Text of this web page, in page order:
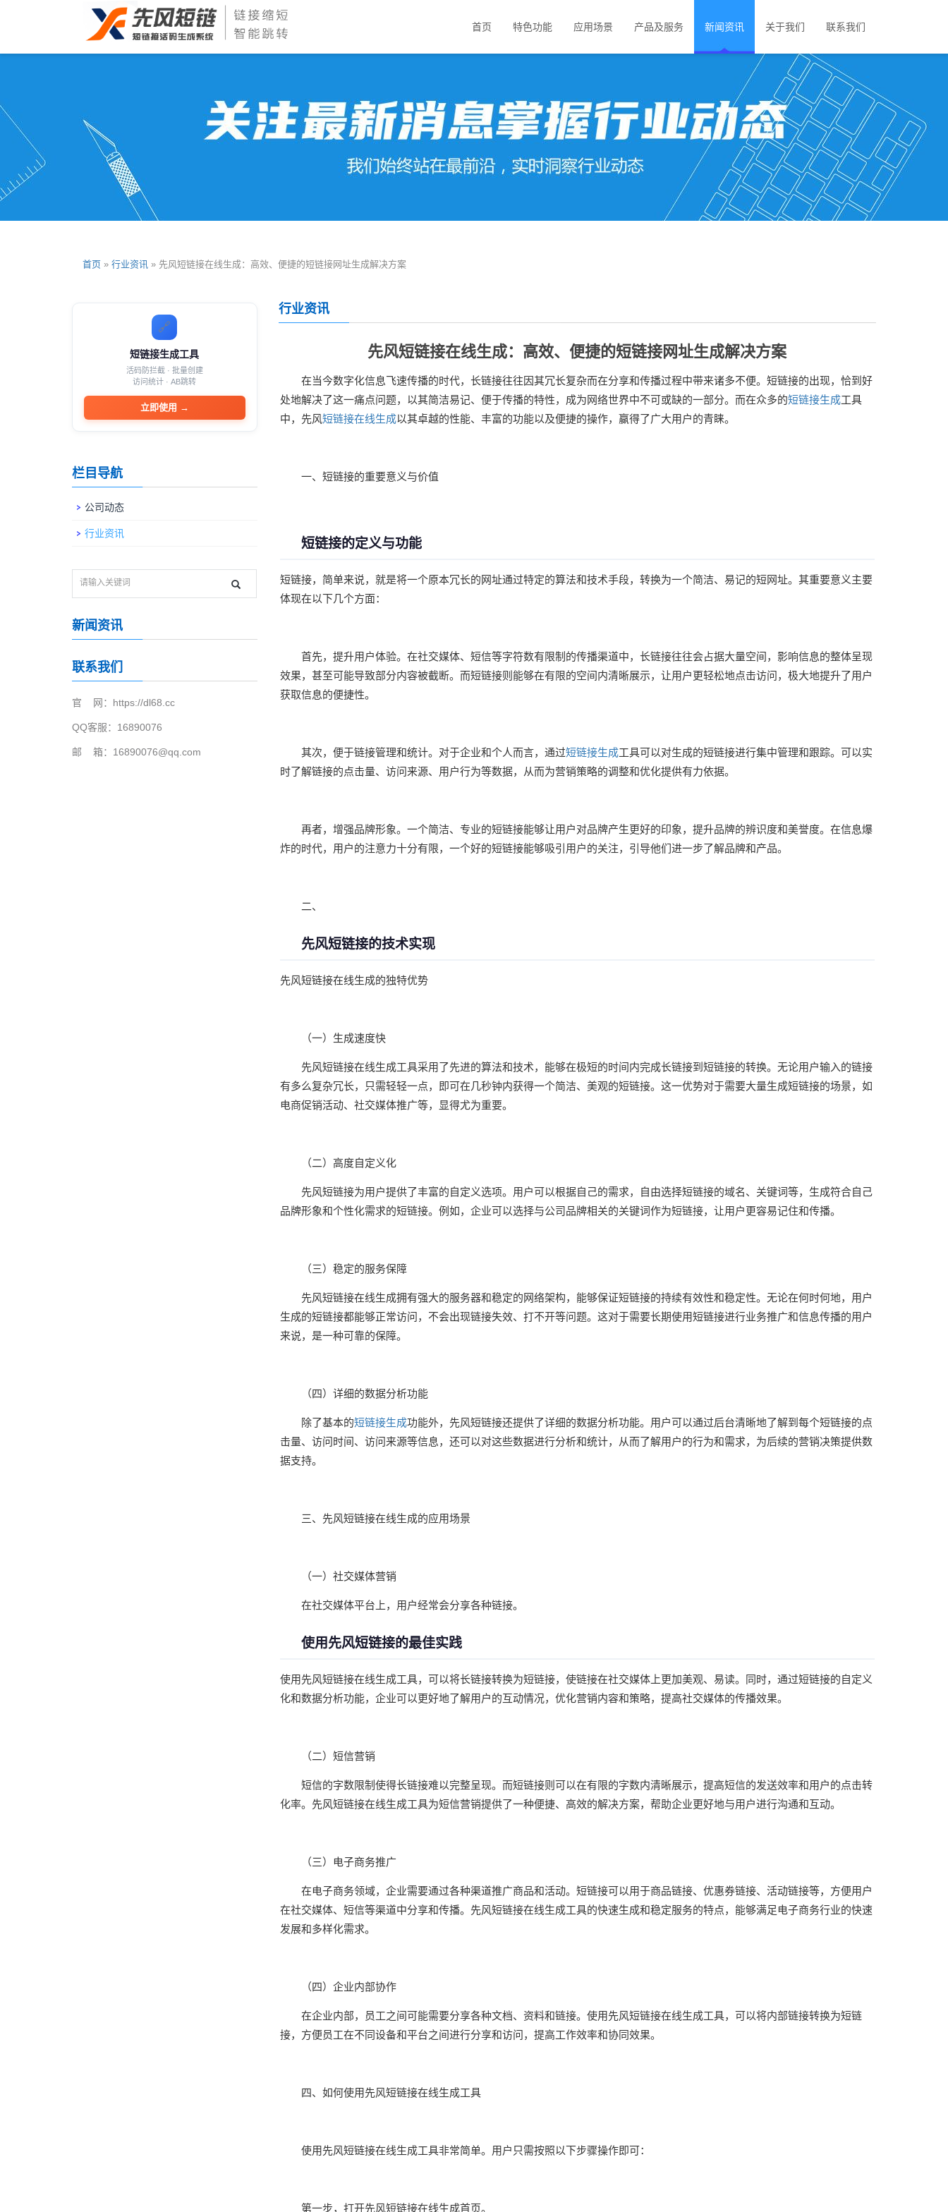
首页 特色功能 应用场景 产品及服务 新闻资讯 关于我们 联系我们
首页 » 行业资讯 » 先风短链接在线生成：高效、便捷的短链接网址生成解决方案
行业资讯
先风短链接在线生成：高效、便捷的短链接网址生成解决方案
在当今数字化信息飞速传播的时代，长链接往往因其冗长复杂而在分享和传播过程中带来诸多不便。短链接的出现，恰到好
处地解决了这一痛点问题，以其简洁易记、便于传播的特性，成为网络世界中不可或缺的一部分。而在众多的短链接生成工具
中，先风短链接在线生成以其卓越的性能、丰富的功能以及便捷的操作，赢得了广大用户的青睐。
​​一、短链接的重要意义与价值​​
短链接的定义与功能
短链接，简单来说，就是将一个原本冗长的网址通过特定的算法和技术手段，转换为一个简洁、易记的短网址。其重要意义主要
体现在以下几个方面：
首先，提升用户体验。在社交媒体、短信等字符数有限制的传播渠道中，长链接往往会占据大量空间，影响信息的整体呈现
效果，甚至可能导致部分内容被截断。而短链接则能够在有限的空间内清晰展示，让用户更轻松地点击访问，极大地提升了用户
获取信息的便捷性。
其次，便于链接管理和统计。对于企业和个人而言，通过短链接生成工具可以对生成的短链接进行集中管理和跟踪。可以实
时了解链接的点击量、访问来源、用户行为等数据，从而为营销策略的调整和优化提供有力依据。
再者，增强品牌形象。一个简洁、专业的短链接能够让用户对品牌产生更好的印象，提升品牌的辨识度和美誉度。在信息爆
炸的时代，用户的注意力十分有限，一个好的短链接能够吸引用户的关注，引导他们进一步了解品牌和产品。
​​二、
先风短链接的技术实现
先风短链接在线生成的独特优势​​
（一）生成速度快
先风短链接在线生成工具采用了先进的算法和技术，能够在极短的时间内完成长链接到短链接的转换。无论用户输入的链接
有多么复杂冗长，只需轻轻一点，即可在几秒钟内获得一个简洁、美观的短链接。这一优势对于需要大量生成短链接的场景，如
电商促销活动、社交媒体推广等，显得尤为重要。
（二）高度自定义化
先风短链接为用户提供了丰富的自定义选项。用户可以根据自己的需求，自由选择短链接的域名、关键词等，生成符合自己
品牌形象和个性化需求的短链接。例如，企业可以选择与公司品牌相关的关键词作为短链接，让用户更容易记住和传播。
（三）稳定的服务保障
先风短链接在线生成拥有强大的服务器和稳定的网络架构，能够保证短链接的持续有效性和稳定性。无论在何时何地，用户
生成的短链接都能够正常访问，不会出现链接失效、打不开等问题。这对于需要长期使用短链接进行业务推广和信息传播的用户
来说，是一种可靠的保障。
（四）详细的数据分析功能
除了基本的短链接生成功能外，先风短链接还提供了详细的数据分析功能。用户可以通过后台清晰地了解到每个短链接的点
击量、访问时间、访问来源等信息，还可以对这些数据进行分析和统计，从而了解用户的行为和需求，为后续的营销决策提供数
据支持。
​​三、先风短链接在线生成的应用场景​​
（一）社交媒体营销
在社交媒体平台上，用户经常会分享各种链接。
使用先风短链接的最佳实践
使用先风短链接在线生成工具，可以将长链接转换为短链接，使链接在社交媒体上更加美观、易读。同时，通过短链接的自定义
化和数据分析功能，企业可以更好地了解用户的互动情况，优化营销内容和策略，提高社交媒体的传播效果。
（二）短信营销
短信的字数限制使得长链接难以完整呈现。而短链接则可以在有限的字数内清晰展示，提高短信的发送效率和用户的点击转
化率。先风短链接在线生成工具为短信营销提供了一种便捷、高效的解决方案，帮助企业更好地与用户进行沟通和互动。
（三）电子商务推广
在电子商务领域，企业需要通过各种渠道推广商品和活动。短链接可以用于商品链接、优惠券链接、活动链接等，方便用户
在社交媒体、短信等渠道中分享和传播。先风短链接在线生成工具的快速生成和稳定服务的特点，能够满足电子商务行业的快速
发展和多样化需求。
（四）企业内部协作
在企业内部，员工之间可能需要分享各种文档、资料和链接。使用先风短链接在线生成工具，可以将内部链接转换为短链
接，方便员工在不同设备和平台之间进行分享和访问，提高工作效率和协同效果。
​​四、如何使用先风短链接在线生成工具​​
使用先风短链接在线生成工具非常简单。用户只需按照以下步骤操作即可：
第一步，打开先风短链接在线生成首页。
🔗
短链接生成工具
活码防拦截 · 批量创建
访问统计 · AB跳转
立即使用 →
栏目导航
公司动态
行业资讯
新闻资讯
联系我们
官 网：https://dl68.cc
QQ客服：16890076
邮 箱：16890076@qq.com